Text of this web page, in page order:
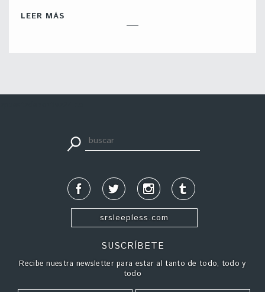
LEER MÁS
srsleepless.com
SUSCRÍBETE
Recibe nuestra newsletter para estar al tanto de todo, todo y
todo